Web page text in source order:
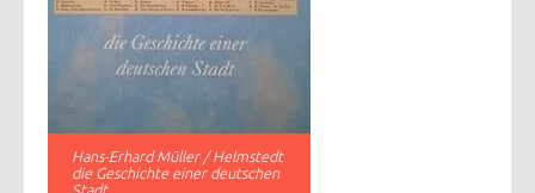
Hans-Erhard Müller / Helmstedt
die Geschichte einer deutschen